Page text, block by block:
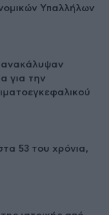
Υπαλλήλων
ανακάλυψαν
για την
53 του χρόνια,